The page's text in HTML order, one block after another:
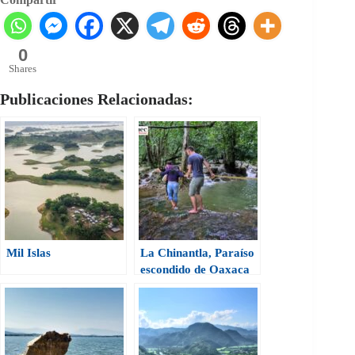
0
Shares
Publicaciones Relacionadas:
Mil Islas
La Chinantla, Paraíso
escondido de Oaxaca